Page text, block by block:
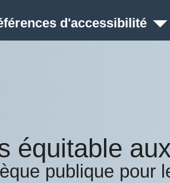
d'accessibilité
équitable
publique pour